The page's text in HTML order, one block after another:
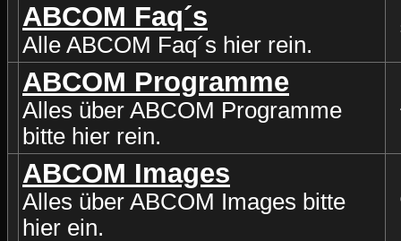
ABCOM Faq´s
Alle ABCOM Faq´s hier rein.
ABCOM Programme
Alles über ABCOM Programme
bitte hier rein.
ABCOM Images
Alles über ABCOM Images bitte
hier ein.